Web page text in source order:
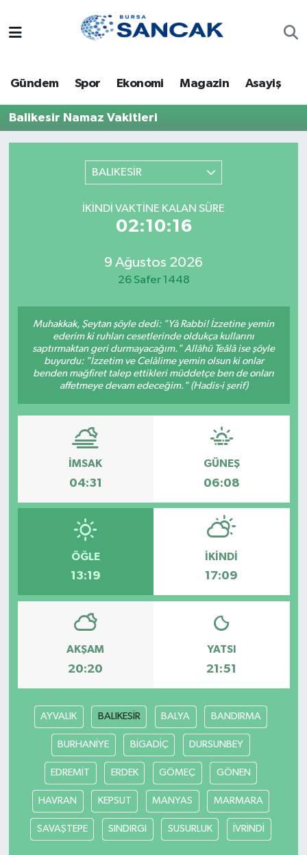
Gündem Spor Ekonomi Magazin Asayiş
Balikesir Namaz Vakitleri
BALIKESİR
İKINDI VAKTINE KALAN SÜRE
02:10:16
9 Ağustos 2026
26 Safer 1448
Muhakkak, Şeytan şöyle dedi: "Yâ Rabbi! İzzetine yemin
ederim ki ruhları cesetlerinde oldukça kullarını
saptırmaktan geri durmayacağım." Allâhü Teâlâ ise şöyle
buyurdu: "İzzetim ve Celâlime yemin olsun ki onlar
benden mağfiret talep ettikleri müddetçe ben de onları
affetmeye devam edeceğim." (Hadis-i şerif)
İMSAK
04:31
GÜNEŞ
06:08
ÖĞLE
13:19
İKINDI
17:09
AKŞAM
20:20
YATSI
21:51
AYVALIK BALIKESİR BALYA BANDIRMA
BURHANİYE BİGADİÇ DURSUNBEY
EDREMİT ERDEK GÖMEÇ GÖNEN
HAVRAN KEPSUT MANYAS MARMARA
SAVAŞTEPE SINDIRGI SUSURLUK İVRİNDİ
Bursa
Dünya
Sağlık
Siyaset
Spor
Türkiye
Trafik Durumu
Süper Lig Puan Durumu ve Fikstür